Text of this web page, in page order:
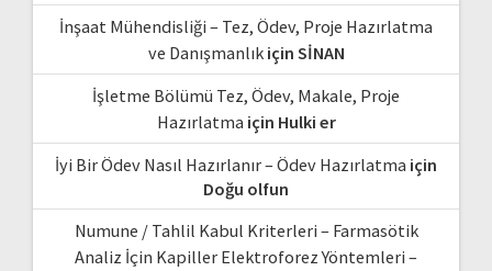
İnşaat Mühendisliği – Tez, Ödev, Proje Hazırlatma
ve Danışmanlıkiçin SİNAN
İşletme Bölümü Tez, Ödev, Makale, Proje
Hazırlatma için Hulki er
İyi Bir Ödev Nasıl Hazırlanır – Ödev Hazırlatma için
Doğu olfun
Numune / Tahlil Kabul Kriterleri – Farmasötik
Analiz İçin Kapiller Elektroforez Yöntemleri –